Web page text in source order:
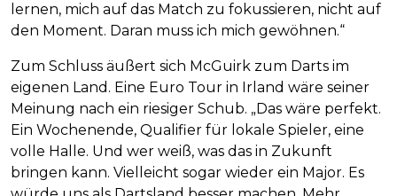
lernen, mich auf das Match zu fokussieren, nicht auf
den Moment. Daran muss ich mich gewöhnen.“
Zum Schluss äußert sich McGuirk zum Darts im
eigenen Land. Eine Euro Tour in Irland wäre seiner
Meinung nach ein riesiger Schub. „Das wäre perfekt.
Ein Wochenende, Qualifier für lokale Spieler, eine
volle Halle. Und wer weiß, was das in Zukunft
bringen kann. Vielleicht sogar wieder ein Major. Es